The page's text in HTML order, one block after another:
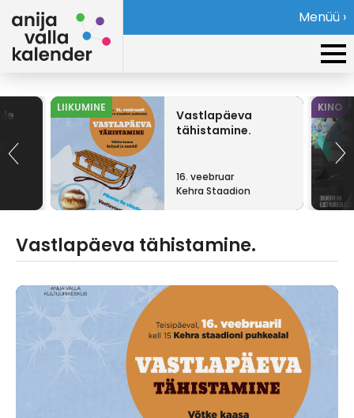
Menüü ›
LIIKUMINE
Vastlapäeva
tähistamine.
16. veebruar
Kehra Staadion
KINO
Vastlapäeva tähistamine.